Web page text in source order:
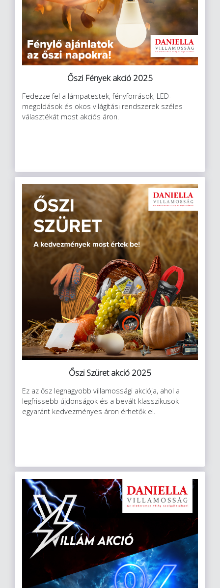
Őszi Fények akció 2025
Fedezze fel a lámpatestek, fényforrások, LED-
megoldások és okos világítási rendszerek széles
választékát most akciós áron.
Őszi Szüret akció 2025
Ez az ősz legnagyobb villamossági akciója, ahol a
legfrissebb újdonságok és a bevált klasszikusok
egyaránt kedvezményes áron érhetők el.